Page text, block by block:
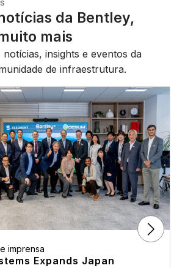
da Bentley,
mais
notícias, insights e eventos da
de infraestrutura.
imprensa
Expands Japan